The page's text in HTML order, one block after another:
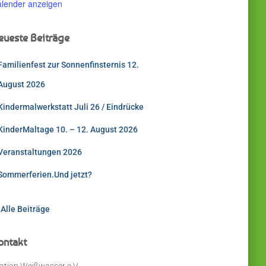
anzeigen
Beiträge
zur Sonnenfinsternis 12.
2026
Juli 26 / Eindrücke
10. – 12. August 2026
2026
jetzt?
Alle Beiträge